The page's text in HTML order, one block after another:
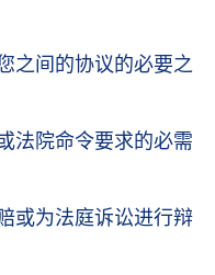
之间的协议的必要之
法院命令要求的必需
或为法庭诉讼进行辩